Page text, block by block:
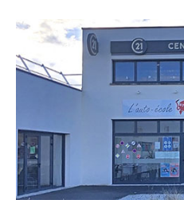
CENTURY 21
3 bis rue de la Vesgre Z.A.C. Le
ANET